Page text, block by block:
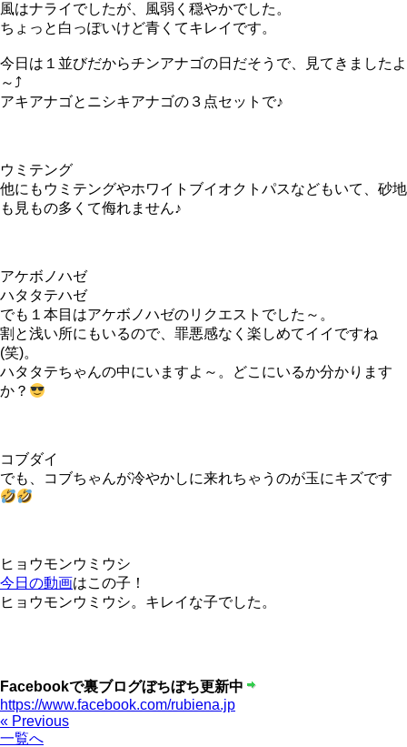
風はナライでしたが、風弱く穏やかでした。
ちょっと白っぽいけど青くてキレイです。
今日は１並びだからチンアナゴの日だそうで、見てきましたよ
～⤴
アキアナゴとニシキアナゴの３点セットで♪
ウミテング
他にもウミテングやホワイトブイオクトパスなどもいて、砂地
も見もの多くて侮れません♪
アケボノハゼ
ハタタテハゼ
でも１本目はアケボノハゼのリクエストでした～。
割と浅い所にもいるので、罪悪感なく楽しめてイイですね
(笑)。
ハタタテちゃんの中にいますよ～。どこにいるか分かります
か？
コブダイ
でも、コブちゃんが冷やかしに来れちゃうのが玉にキズです
ヒョウモンウミウシ
今日の動画はこの子！
ヒョウモンウミウシ。キレイな子でした。
Facebookで裏ブログぼちぼち更新中
https://www.facebook.com/rubiena.jp
« Previous
一覧へ